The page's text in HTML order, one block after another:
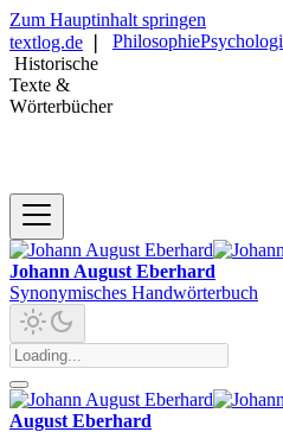
Zum Hauptinhalt springen
textlog.de
Historische
Texte &
Wörterbücher
Philosophie
Johann August Eberhard
Synonymisches Handwörterbuch
August Eberhard